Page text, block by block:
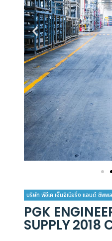
บริษัท พีจีเค เอ็นจิเนียริ่ง แอนด์ ซัพพ
PGK
SUPPLY 2018